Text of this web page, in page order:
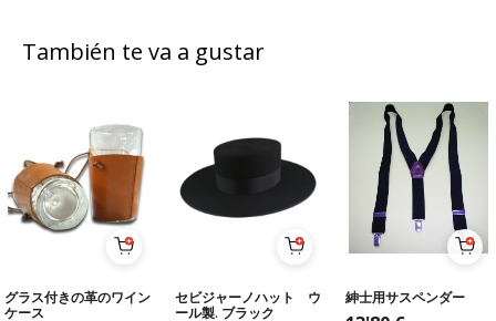
También te va a gustar
グラス付きの革のワイン
ケース
セビジャーノハット ウ
ール製. ブラック
紳士用サスペンダー